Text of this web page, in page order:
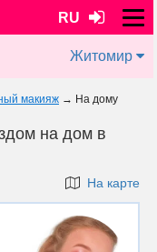
RU
Житомир
макияж → На дому
на дом в
На карте